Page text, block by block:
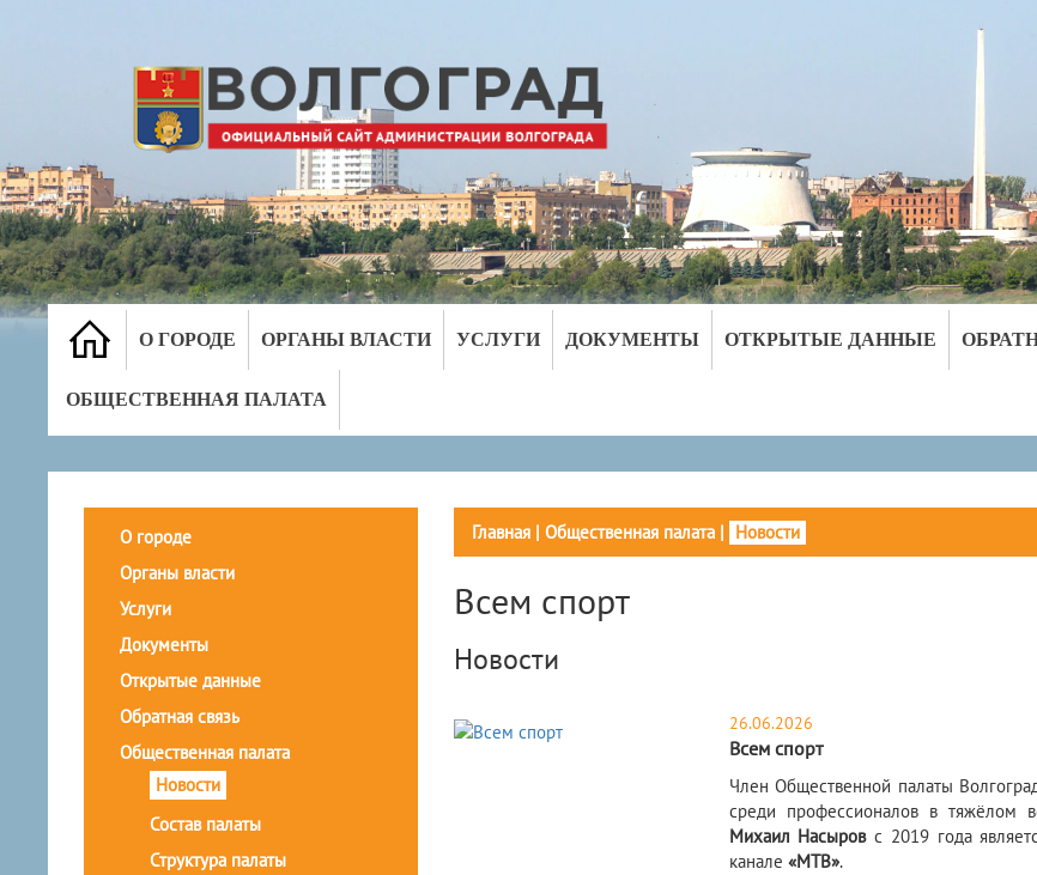
О ГОРОДЕ ОРГАНЫ ВЛАСТИ УСЛУГИ ДОКУМЕНТЫ ОТКРЫТЫЕ ДАННЫЕ
ОБЩЕСТВЕННАЯ ПАЛАТА
О городе
Органы власти
Услуги
Документы
Открытые данные
Обратная связь
Общественная палата
Новости
Состав палаты
Структура палаты
Главная| Общественная палата| Новости
Всем спорт
Новости
26.06.2026
Всем спорт
​Член Общественной палаты
среди профессионалов в тяжёлом
Михаил Насыровс 2019 года
канале «МТВ».